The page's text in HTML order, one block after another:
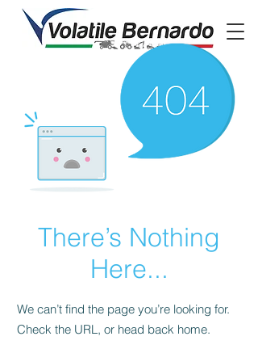
There’s Nothing
Here...
We can’t find the page you’re looking for.
Check the URL, or head back home.